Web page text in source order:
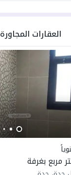
العقارات المجاورة